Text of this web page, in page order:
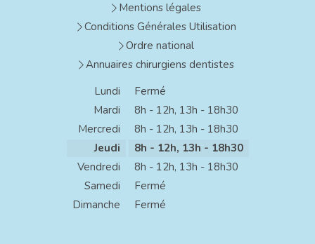
Mentions légales
Conditions Générales Utilisation
Ordre national
Annuaires chirurgiens dentistes
Lundi
Fermé
Mardi
8h - 12h, 13h - 18h30
Mercredi
8h - 12h, 13h - 18h30
Jeudi
8h - 12h, 13h - 18h30
Vendredi
8h - 12h, 13h - 18h30
Samedi
Fermé
Dimanche
Fermé